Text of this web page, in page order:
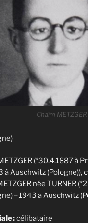
Chaïm METZGER
(*30.4.1887 à
à Auschwitz (Pologne)),
née TURNER
– 1943 à Auschwitz
:célibataire